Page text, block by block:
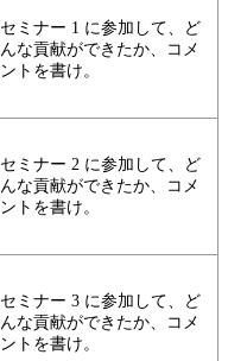
セミナー 1 に参加して、ど
んな貢献ができたか、コメ
ントを書け。
セミナー 2 に参加して、ど
んな貢献ができたか、コメ
ントを書け。
セミナー 3 に参加して、ど
んな貢献ができたか、コメ
ントを書け。